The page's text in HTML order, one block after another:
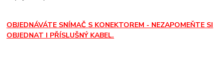
OBJEDNÁVÁTE SNÍMAČ S KONEKTOREM - NEZAPOMEŇTE SI
OBJEDNAT I PŘÍSLUŠNÝ KABEL.